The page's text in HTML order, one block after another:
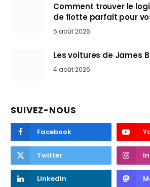
Comment trouver le
de flotte parfait pour
5 août 2026
Les voitures de James
4 août 2026
SUIVEZ-NOUS
Facebook
Twitter
LinkedIn